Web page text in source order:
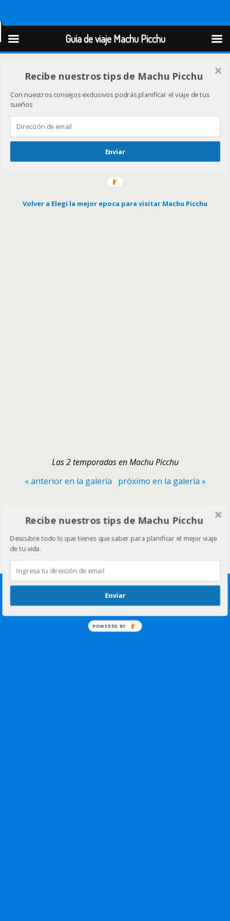
Guia de viaje Machu Picchu
Recibe nuestros tips de Machu Picchu
Con nuestros consejos exclusivos podrás planificar el viaje de tus
sueños
Enviar
Volver a Elegi la mejor epoca para visitar Machu Picchu
Las 2 temporadas en Machu Picchu
« anterior en la galería
próximo en la galería »
Volver arriba
Móvil Escritorio
Guia de viaje Machu Picchu
Recibe nuestros tips de Machu Picchu
Descubre todo lo que tienes que saber para planificar el mejor viaje
de tu vida.
Enviar
POWERED BY